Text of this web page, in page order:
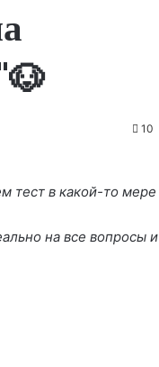
10
тест в какой-то мере
на все вопросы и